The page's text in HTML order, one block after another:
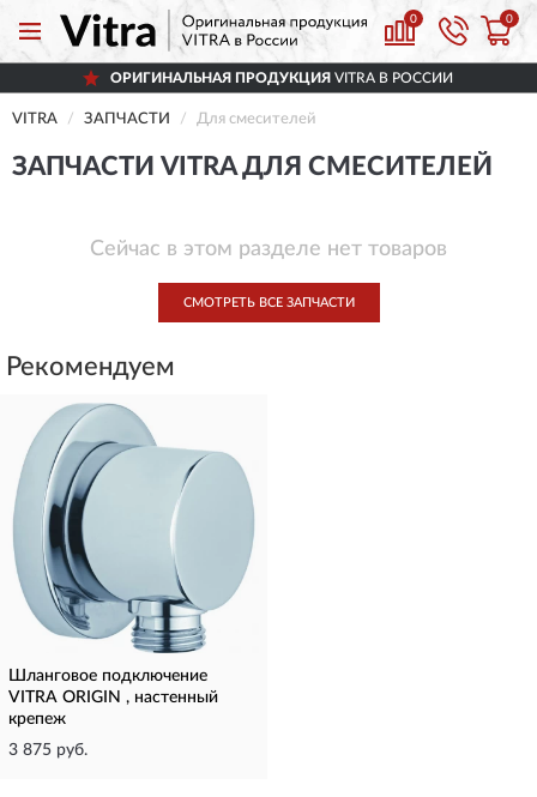
0 0
ОРИГИНАЛЬНАЯ ПРОДУКЦИЯ VITRA В РОССИИ
VITRA ЗАПЧАСТИ Для смесителей
ЗАПЧАСТИ VITRA ДЛЯ СМЕСИТЕЛЕЙ
Сейчас в этом разделе нет товаров
СМОТРЕТЬ ВСЕ ЗАПЧАСТИ
Рекомендуем
Шланговое подключение
VITRA ORIGIN , настенный
крепеж
3 875 руб.